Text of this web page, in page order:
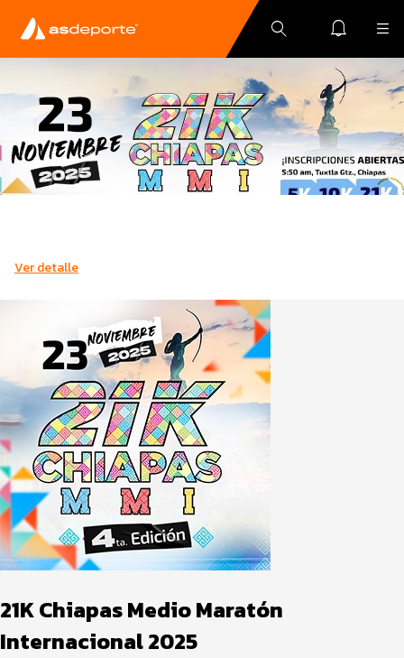
Ver detalle
21K Chiapas Medio Maratón
Internacional 2025